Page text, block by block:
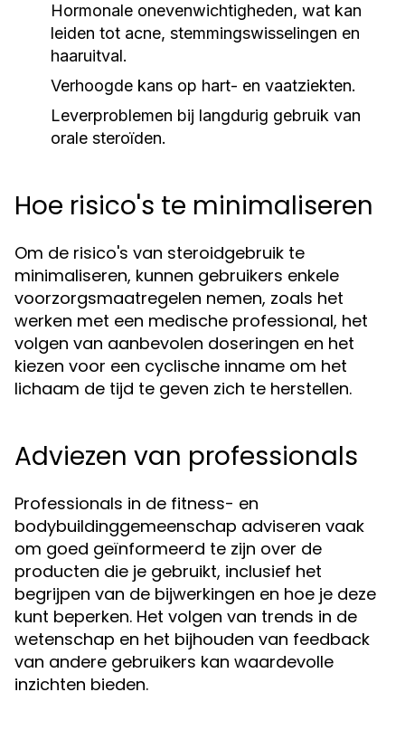
Hormonale onevenwichtigheden, wat kan
leiden tot acne, stemmingswisselingen en
haaruitval.
Verhoogde kans op hart- en vaatziekten.
Leverproblemen bij langdurig gebruik van
orale steroïden.
Hoe risico's te minimaliseren
Om de risico's van steroidgebruik te
minimaliseren, kunnen gebruikers enkele
voorzorgsmaatregelen nemen, zoals het
werken met een medische professional, het
volgen van aanbevolen doseringen en het
kiezen voor een cyclische inname om het
lichaam de tijd te geven zich te herstellen.
Adviezen van professionals
Professionals in de fitness- en
bodybuildinggemeenschap adviseren vaak
om goed geïnformeerd te zijn over de
producten die je gebruikt, inclusief het
begrijpen van de bijwerkingen en hoe je deze
kunt beperken. Het volgen van trends in de
wetenschap en het bijhouden van feedback
van andere gebruikers kan waardevolle
inzichten bieden.